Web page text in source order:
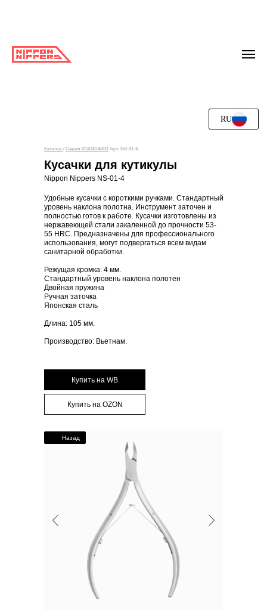
Кусачки для кутикулы
Nippon Nippers NS-01-4
Удобные кусачки с короткими ручками. Cтандартный
уровень наклона полотна. Инструмент заточен и
полностью готов к работе. Кусачки изготовлены из
нержавеющей стали закаленной до прочности 53-
55 HRC. Предназначены для профессионального
использования, могут подвергаться всем видам
санитарной обработки.
Режущая кромка: 4 мм.
Стандартный уровень наклона полотен
Двойная пружина
Ручная заточка
Японская сталь
Длина: 105 мм.
Производство: Вьетнам.
Купить на OZON
Купить на WB
Каталог / Серия STANDARD /арт. NS-01-4
Назад